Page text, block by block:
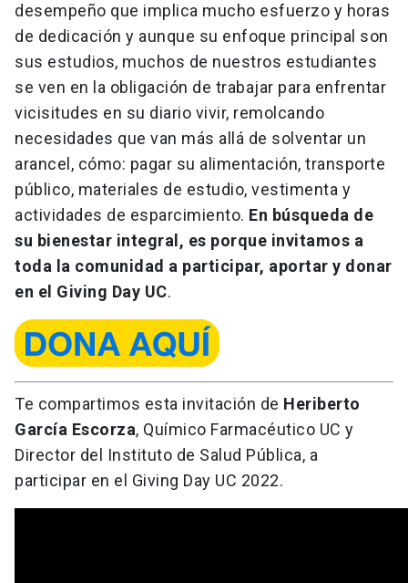
desempeño que implica mucho esfuerzo y horas
de dedicación y aunque su enfoque principal son
sus estudios, muchos de nuestros estudiantes
se ven en la obligación de trabajar para enfrentar
vicisitudes en su diario vivir, remolcando
necesidades que van más allá de solventar un
arancel, cómo: pagar su alimentación, transporte
público, materiales de estudio, vestimenta y
actividades de esparcimiento. En búsqueda de
su bienestar integral, es porque invitamos a
toda la comunidad a participar, aportar y donar
en el Giving Day UC.
Te compartimos esta invitación de Heriberto
García Escorza, Químico Farmacéutico UC y
Director del Instituto de Salud Pública, a
participar en el Giving Day UC 2022.